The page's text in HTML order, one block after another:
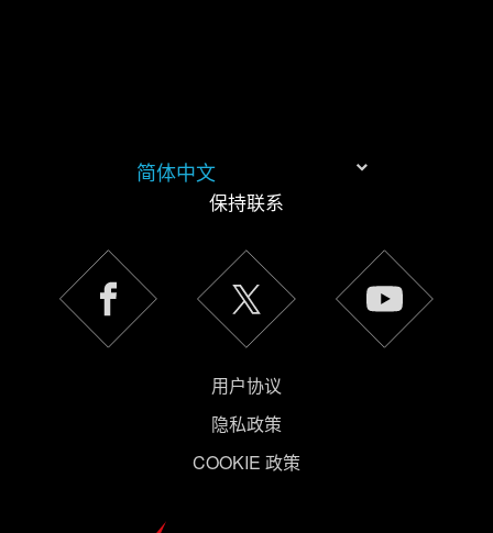
简体中文
保持联系
用户协议
隐私政策
COOKIE 政策